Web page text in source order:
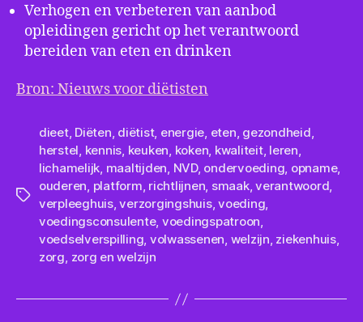
Verhogen en verbeteren van aanbod
opleidingen gericht op het verantwoord
bereiden van eten en drinken
Bron: Nieuws voor diëtisten
Tags
dieet, Diëten, diëtist, energie, eten, gezondheid,
herstel, kennis, keuken, koken, kwaliteit, leren,
lichamelijk, maaltijden, NVD, ondervoeding, opname,
ouderen, platform, richtlijnen, smaak,verantwoord,
verpleeghuis,verzorgingshuis,voeding,
voedingsconsulente, voedingspatroon,
voedselverspilling, volwassenen, welzijn, ziekenhuis,
zorg, zorg en welzijn